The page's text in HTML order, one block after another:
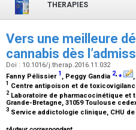
THERAPIES
Vers une meilleure
cannabis dès
Doi : 10.1016/j.therap.2016.11.032
Fanny Pélissier 1 , Peggy Gandia 2,⁎
1 Centre antipoison et de
2 Laboratoire de pharmacocinétique et
Grande-Bretagne, 31059 Toulouse
3 Service addictologie clinique, CHU
⁎